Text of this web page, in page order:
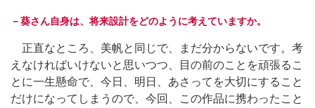
－葵さん自身は、将来設計をどのように考えていますか。
正直なところ、美帆と同じで、まだ分からないです。考
えなければいけないと思いつつ、目の前のことを頑張るこ
とに一生懸命で、今日、明日、あさってを大切にすること
だけになってしまうので、今回、この作品に携わったこと